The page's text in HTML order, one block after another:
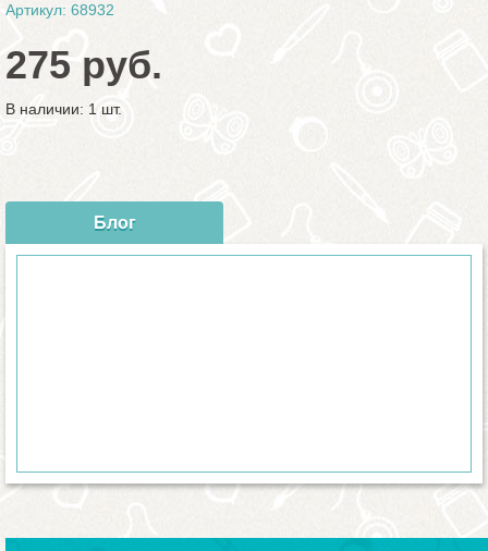
Артикул: 68932
275 руб.
В наличии: 1 шт.
Блог